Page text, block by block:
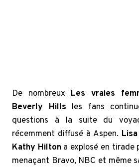
De nombreux Les vraies
Beverly Hills les fans
questions à la suite du
récemment diffusé à Aspen.
Kathy Hiltona explosé en tirade
menaçant Bravo, NBC et même